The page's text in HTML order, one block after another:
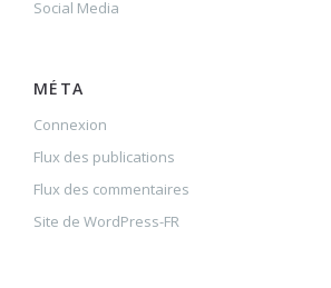
Social Media
MÉTA
Connexion
Flux des publications
Flux des commentaires
Site de WordPress-FR